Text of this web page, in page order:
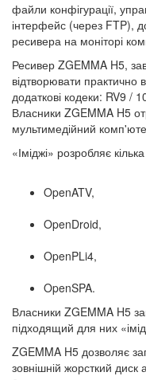
файли конфігурації,
інтерфейс (через FTP),
ресивера на моніторі
Ресивер ZGEMMA H5,
відтворювати практично
додаткові кодеки: RV9 /
Власники ZGEMMA H5
мультимедійний
«Іміджі» розробляє
OpenATV,
OpenDroid,
OpenPLi4,
OpenSPA.
Власники ZGEMMA H5
підходящий для них
ZGEMMA H5 дозволяє
зовнішній жорсткий